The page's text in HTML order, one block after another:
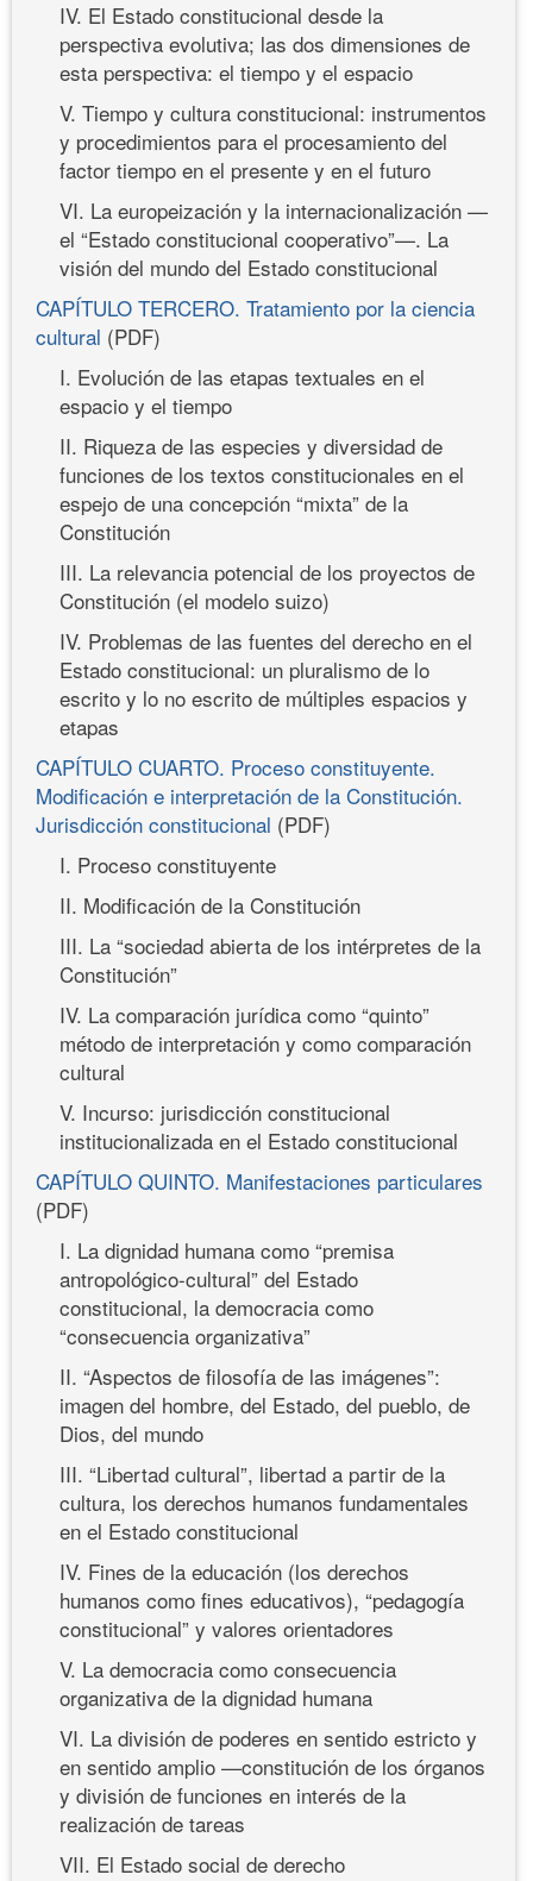
IV. El Estado constitucional desde la
perspectiva evolutiva; las dos dimensiones de
esta perspectiva: el tiempo y el espacio
V. Tiempo y cultura constitucional: instrumentos
y procedimientos para el procesamiento del
factor tiempo en el presente y en el futuro
VI. La europeización y la internacionalización —
el “Estado constitucional cooperativo”—. La
visión del mundo del Estado constitucional
CAPÍTULO TERCERO. Tratamiento por la ciencia
cultural (PDF)
I. Evolución de las etapas textuales en el
espacio y el tiempo
II. Riqueza de las especies y diversidad de
funciones de los textos constitucionales en el
espejo de una concepción “mixta” de la
Constitución
III. La relevancia potencial de los proyectos de
Constitución (el modelo suizo)
IV. Problemas de las fuentes del derecho en el
Estado constitucional: un pluralismo de lo
escrito y lo no escrito de múltiples espacios y
etapas
CAPÍTULO CUARTO. Proceso constituyente.
Modificación e interpretación de la Constitución.
Jurisdicción constitucional (PDF)
I. Proceso constituyente
II. Modificación de la Constitución
III. La “sociedad abierta de los intérpretes de la
Constitución”
IV. La comparación jurídica como “quinto”
método de interpretación y como comparación
cultural
V. Incurso: jurisdicción constitucional
institucionalizada en el Estado constitucional
CAPÍTULO QUINTO. Manifestaciones particulares
(PDF)
I. La dignidad humana como “premisa
antropológico-cultural” del Estado
constitucional, la democracia como
“consecuencia organizativa”
II. “Aspectos de filosofía de las imágenes”:
imagen del hombre, del Estado, del pueblo, de
Dios, del mundo
III. “Libertad cultural”, libertad a partir de la
cultura, los derechos humanos fundamentales
en el Estado constitucional
IV. Fines de la educación (los derechos
humanos como fines educativos), “pedagogía
constitucional” y valores orientadores
V. La democracia como consecuencia
organizativa de la dignidad humana
VI. La división de poderes en sentido estricto y
en sentido amplio —constitución de los órganos
y división de funciones en interés de la
realización de tareas
VII. El Estado social de derecho